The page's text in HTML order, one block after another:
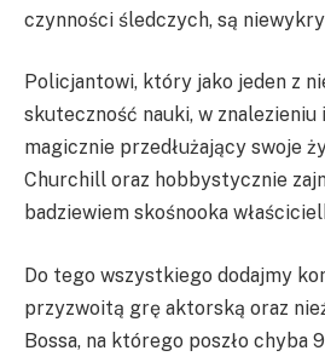
czynności śledczych, są
Policjantowi, który jako jeden z
skuteczność nauki, w
magicznie przedłużający swoje
Churchill oraz hobbystycznie
badziewiem skośnooka
Do tego wszystkiego dodajmy
przyzwoitą grę aktorską oraz
Bossa, na którego poszło chyba